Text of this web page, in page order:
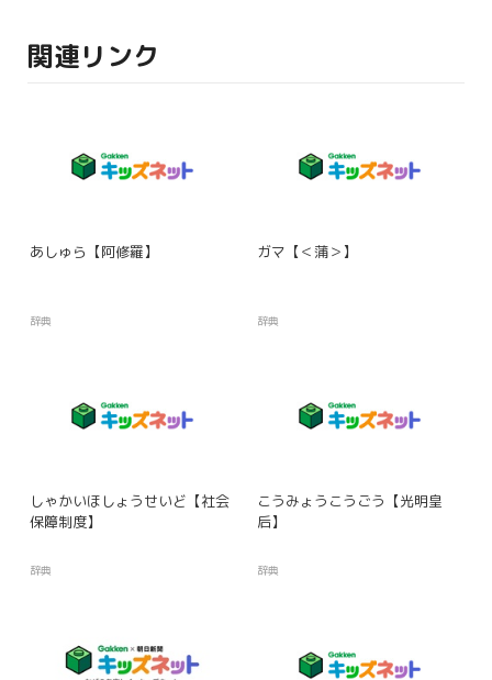
関連リンク
あしゅら【阿修羅】
辞典
ガマ【＜蒲＞】
辞典
しゃかいほしょうせいど【社会
保障制度】
辞典
こうみょうこうごう【光明皇
后】
辞典